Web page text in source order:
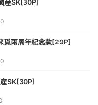
産SK[30P]
0
覓兩周年紀念款[29P]
0
SK[30P]